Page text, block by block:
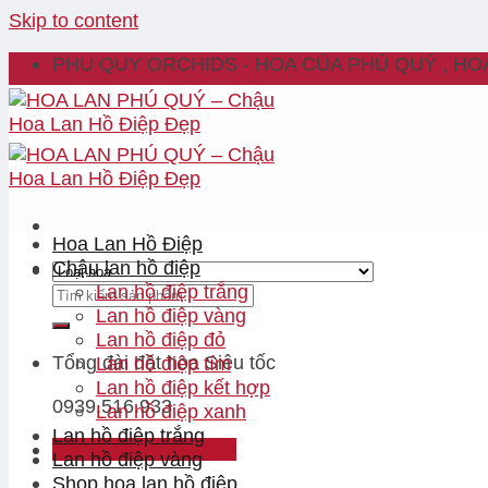
Skip to content
PHU QUY ORCHIDS - HOA CỦA PHÚ QUÝ ,
Tổng đài đặt hoaSiêu tốc
0939.516.933
Đăng nhập / Đăng ký
Hoa Lan Hồ Điệp
Chậu lan hồ điệp
Lan hồ điệp trắng
Lan hồ điệp vàng
Lan hồ điệp đỏ
Lan hồ điệp tím
Lan hồ điệp kết hợp
Lan hồ điệp xanh
Lan hồ điệp trắng
Lan hồ điệp vàng